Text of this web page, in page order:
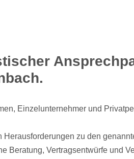
Einzelunternehmer und
Herausforderungen zu den
Beratung, Vertragsentwürfe und